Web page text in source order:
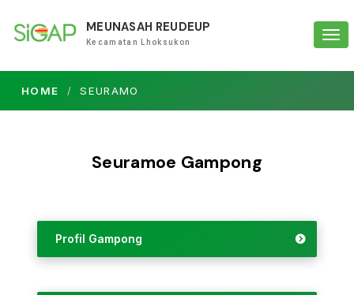
MEUNASAH REUDEUP
Kecamatan Lhoksukon
HOME SEURAMO
Seuramoe Gampong
Profil Gampong